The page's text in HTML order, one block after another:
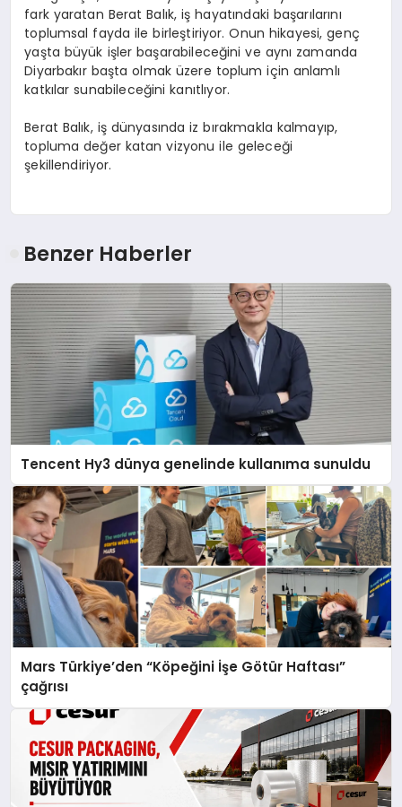
fark yaratan Berat Balık, iş hayatındaki başarılarını
toplumsal fayda ile birleştiriyor. Onun hikayesi, genç
yaşta büyük işler başarabileceğini ve aynı zamanda
Diyarbakır başta olmak üzere toplum için anlamlı
katkılar sunabileceğini kanıtlıyor.
Berat Balık, iş dünyasında iz bırakmakla kalmayıp,
topluma değer katan vizyonu ile geleceği
şekillendiriyor.
Benzer Haberler
Tencent Hy3 dünya genelinde kullanıma sunuldu
Mars Türkiye’den “Köpeğini İşe Götür Haftası”
çağrısı